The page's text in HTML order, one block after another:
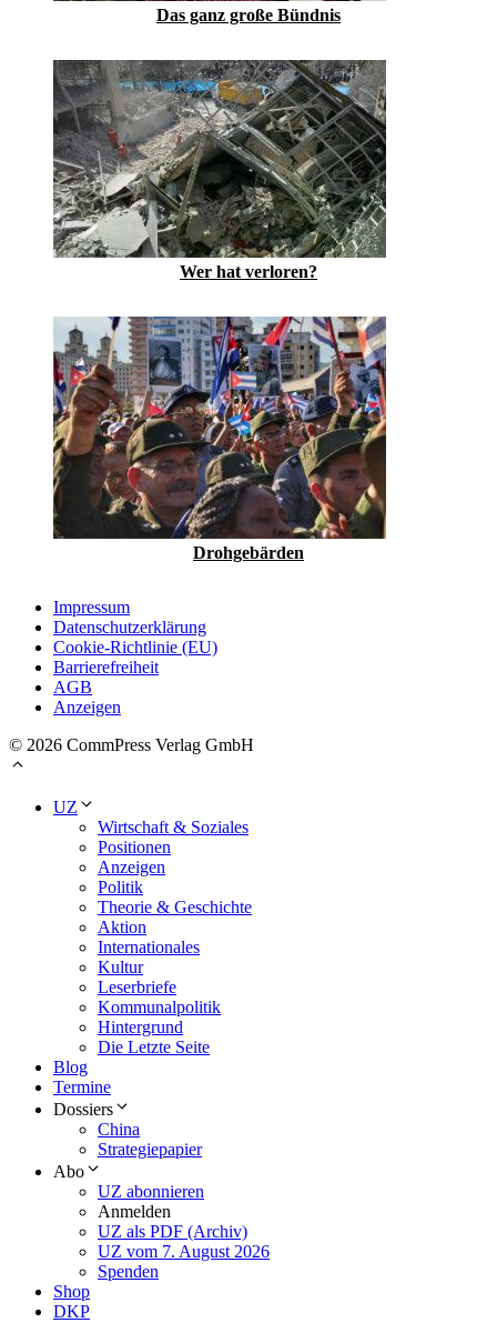
Das ganz große Bündnis
Wer hat verloren?
Drohgebärden
Impressum
Datenschutzerklärung
Cookie-Richtlinie (EU)
Barrierefreiheit
AGB
Anzeigen
© 2026 CommPress Verlag GmbH
UZ
Wirtschaft & Soziales
Positionen
Anzeigen
Politik
Theorie & Geschichte
Aktion
Internationales
Kultur
Leserbriefe
Kommunalpolitik
Hintergrund
Die Letzte Seite
Blog
Termine
Dossiers
China
Strategiepapier
Abo
UZ abonnieren
Anmelden
UZ als PDF (Archiv)
UZ vom 7. August 2026
Spenden
Shop
DKP